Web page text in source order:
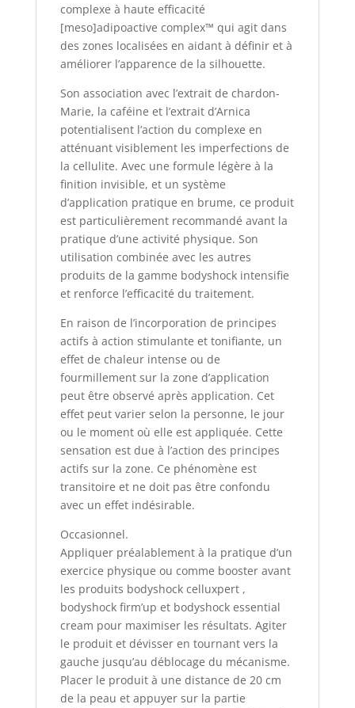
complexe à haute efficacité
[meso]adipoactive complex™ qui agit dans
des zones localisées en aidant à définir et à
améliorer l’apparence de la silhouette.
Son association avec l’extrait de chardon-
Marie, la caféine et l’extrait d’Arnica
potentialisent l’action du complexe en
atténuant visiblement les imperfections de
la cellulite. Avec une formule légère à la
finition invisible, et un système
d’application pratique en brume, ce produit
est particulièrement recommandé avant la
pratique d’une activité physique. Son
utilisation combinée avec les autres
produits de la gamme bodyshock intensifie
et renforce l’efficacité du traitement.
En raison de l’incorporation de principes
actifs à action stimulante et tonifiante, un
effet de chaleur intense ou de
fourmillement sur la zone d’application
peut être observé après application. Cet
effet peut varier selon la personne, le jour
ou le moment où elle est appliquée. Cette
sensation est due à l’action des principes
actifs sur la zone. Ce phénomène est
transitoire et ne doit pas être confondu
avec un effet indésirable.
Occasionnel.
Appliquer préalablement à la pratique d’un
exercice physique ou comme booster avant
les produits bodyshock celluxpert ,
bodyshock firm’up et bodyshock essential
cream pour maximiser les résultats. Agiter
le produit et dévisser en tournant vers la
gauche jusqu’au déblocage du mécanisme.
Placer le produit à une distance de 20 cm
de la peau et appuyer sur la partie